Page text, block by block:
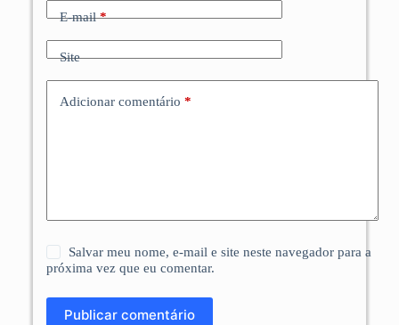
E-mail*
Site
Adicionar comentário *
Salvar meu nome, e-mail e site neste navegador para a
próxima vez que eu comentar.
Publicar comentário